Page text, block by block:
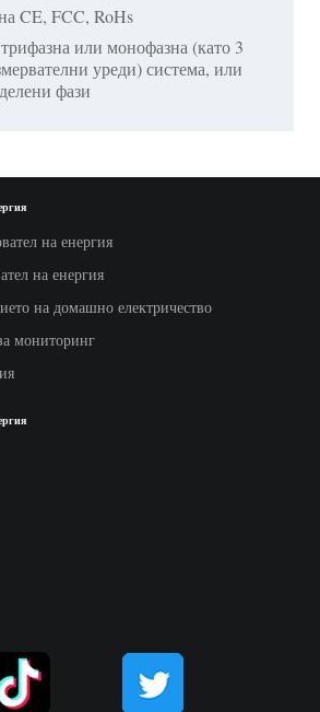
CE, FCC, RoHs
или монофазна (като 3
уреди) система, или
фази
на енергия
на енергия
на домашно електричество
мониторинг